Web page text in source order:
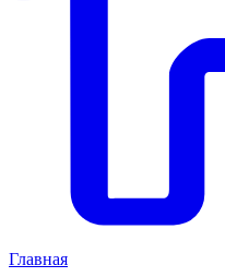
Главная